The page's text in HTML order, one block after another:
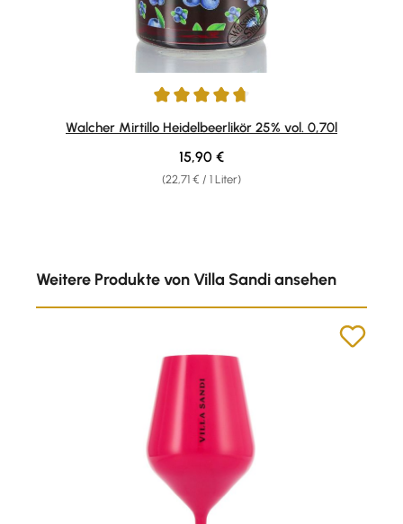
Durchschnittliche Bewertung von 4.73 von 5 Sternen
Walcher Mirtillo Heidelbeerlikör 25% vol. 0,70l
(22,71 € / 1 Liter)
Regulärer Preis:
15,90 €
Weitere Produkte von Villa Sandi ansehen